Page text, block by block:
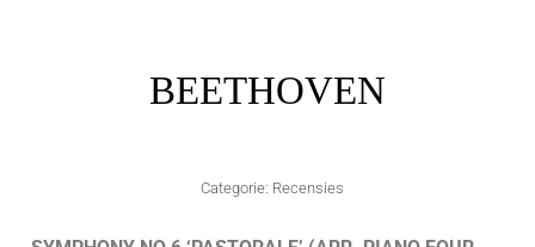
BEETHOVEN
Categorie: Recensies